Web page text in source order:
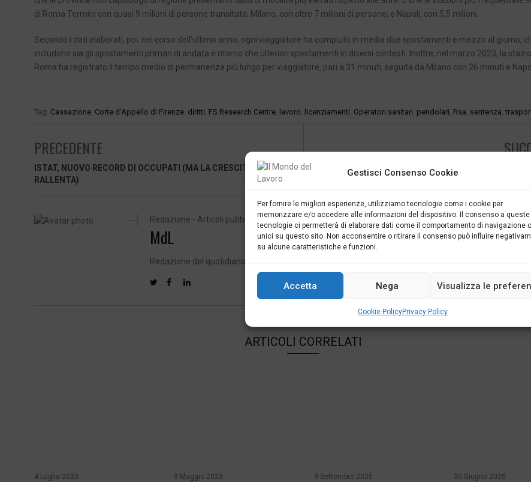
Gestisci Consenso Cookie
Per fornire le migliori esperienze, utilizziamo tecnologie come i cookie per
memorizzare e/o accedere alle informazioni del dispositivo. Il consenso a queste
tecnologie ci permetterà di elaborare dati come il comportamento di navigazione
unici su questo sito. Non acconsentire o ritirare il consenso può influire
su alcune caratteristiche e funzioni.
Accetta Nega Visualizza le
Cookie PolicyPrivacy Policy
di Roma Termini con quasi 9 milioni di persone transitate; Milano, con oltre 7 milioni di persone; e Napoli, con 5,5 milioni.
Secondo i dati elaborati, poi, nel corso dell’ultimo anno, ogni viaggiatore ha compiuto in media due spostamenti e mezzo al giorno,
includono sia gli spostamenti primari di andata e ritorno che ulteriori spostamenti in diversi contesti. Inoltre, nel marzo 2023, la
Roma ha registrato il tempo medio di permanenza più lungo per viaggiatore, pari a 31 minuti, seguita da Milano con 26 minuti e
Tag: Cassazione, Corte d'Appello di Firenze, diritti, FS Research Centre, lavoro, licenziamenti, Operatori sanitari, pendolari, Rsa, sentenza,
PRECEDENTE
ISTAT, NUOVO RECORD DI OCCUPATI (MA LA CRESCITA
RALLENTA)
È GIUSTO CHE AD ASSUMERE SIANO GLI
Redazione - Articoli pubblicati: 1
MdL
Redazione del quotidiano di attualità economica "Il Mondo del Lavoro"
ARTICOLI CORRELATI
4 Luglio 2023 9 Maggio 2023 9 Settembre 2025 30 Giugno 2025